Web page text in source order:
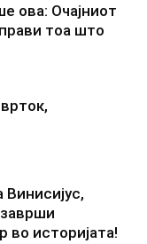
ова: Очајниот
тоа што
во историјата!